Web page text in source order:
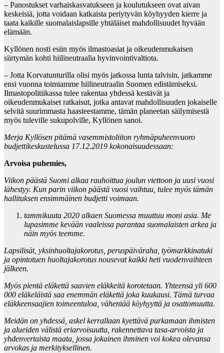
– Panostukset varhaiskasvatukseen ja koulutukseen ovat aivan
keskeisiä, jotta voidaan katkaista periytyvän köyhyyden kierre ja
taata kaikille suomalaislapsille yhtäläiset mahdollisuudet hyvään
elämään.
Kyllönen nosti esiin myös ilmastoasiat ja oikeudenmukaisen
siirtymän kohti hiilineutraalia hyvinvointivaltiota.
– Jotta Korvatunturilla olisi myös jatkossa lunta talvisin, jatkamme
ensi vuonna toimiamme hiilineutraalin Suomen edistämiseksi.
Ilmastopolitiikassa tulee rakentaa yhdessä kestävät ja
oikeudenmukaiset ratkaisut, jotka antavat mahdollisuuden jokaiselle
selvitä suurimmasta haasteestamme, tämän planeetan säilymisestä
myös tuleville sukupolville, Kyllönen sanoi.
Merja Kyllösen pitämä vasemmistoliiton ryhmäpuheenvuoro
budjettikeskustelussa 17.12.2019 kokonaisuudessaan:
Arvoisa puhemies,
Viikon päästä Suomi alkaa rauhoittua joulun viettoon ja uusi vuosi
lähestyy. Kun parin viikon päästä vuosi vaihtuu, tulee myös tämän
hallituksen ensimmäinen budjetti voimaan.
tammikuuta 2020 alkaen Suomessa muuttuu moni asia. Me
lupasimme kevään vaaleissa parantaa suomalaisten arkea ja
näin myös teemme.
Lapsilisät, yksinhuoltajakorotus, peruspäiväraha, työmarkkinatuki
ja opintotuen huoltajakorotus nousevat kaikki heti vuodenvaihteen
jälkeen.
Myös pientä eläkettä saavien eläkkeitä korotetaan. Yhteensä yli 600
000 eläkeläistä saa enemmän eläkettä joka kuukausi. Tämä turvaa
eläkkeensaajien toimeentuloa, vähentää köyhyyttä ja osattomuutta.
Meidän on yhdessä, askel kerrallaan kyettävä purkamaan ihmisten
ja alueiden välistä eriarvoisuutta, rakennettava tasa-arvoista ja
yhdenvertaista maata, jossa jokainen ihminen voi kokea olevansa
arvokas ja merkityksellinen.